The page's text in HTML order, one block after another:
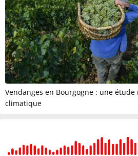
Vendanges en Bourgogne : une
climatique